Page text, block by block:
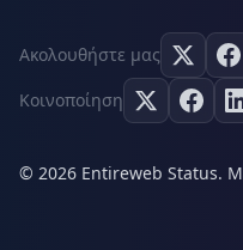
Ακολουθήστε μας
Κοινοποίηση
© 2026 Entireweb Status.